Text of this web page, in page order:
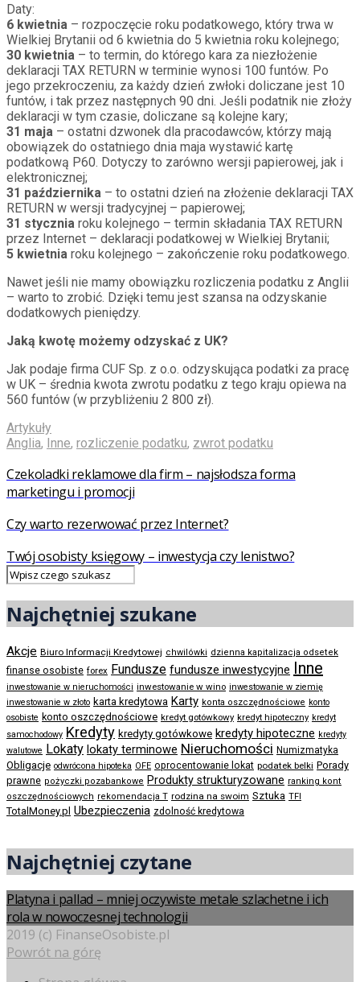
Daty:
6 kwietnia – rozpoczęcie roku podatkowego, który trwa w
Wielkiej Brytanii od 6 kwietnia do 5 kwietnia roku kolejnego;
30 kwietnia – to termin, do którego kara za niezłożenie
deklaracji TAX RETURN w terminie wynosi 100 funtów. Po
jego przekroczeniu, za każdy dzień zwłoki doliczane jest 10
funtów, i tak przez następnych 90 dni. Jeśli podatnik nie złoży
deklaracji w tym czasie, doliczane są kolejne kary;
31 maja – ostatni dzwonek dla pracodawców, którzy mają
obowiązek do ostatniego dnia maja wystawić kartę
podatkową P60. Dotyczy to zarówno wersji papierowej, jak i
elektronicznej;
31 października – to ostatni dzień na złożenie deklaracji TAX
RETURN w wersji tradycyjnej – papierowej;
31 stycznia roku kolejnego – termin składania TAX RETURN
przez Internet – deklaracji podatkowej w Wielkiej Brytanii;
5 kwietnia roku kolejnego – zakończenie roku podatkowego.
Nawet jeśli nie mamy obowiązku rozliczenia podatku z Anglii
– warto to zrobić. Dzięki temu jest szansa na odzyskanie
dodatkowych pieniędzy.
Jaką kwotę możemy odzyskać z UK?
Jak podaje firma CUF Sp. z o.o. odzyskująca podatki za pracę
w UK – średnia kwota zwrotu podatku z tego kraju opiewa na
560 funtów (w przybliżeniu 2 800 zł).
Artykuły
Anglia, Inne, rozliczenie podatku, zwrot podatku
Czekoladki reklamowe dla firm – najsłodsza forma
marketingu i promocji
Czy warto rezerwować przez Internet?
Twój osobisty księgowy – inwestycja czy lenistwo?
Najchętniej szukane
Akcje Biuro Informacji Kredytowej chwilówki dzienna kapitalizacja odsetek
finanse osobiste forex Fundusze fundusze inwestycyjne Inne
inwestowanie w nieruchomości inwestowanie w wino inwestowanie w ziemię
inwestowanie w złoto karta kredytowa Karty konta oszczędnościowe konto
osobiste konto oszczędnościowe kredyt gotówkowy kredyt hipoteczny kredyt
samochodowy Kredyty kredyty gotówkowe kredyty hipoteczne kredyty
walutowe Lokaty lokaty terminowe Nieruchomości Numizmatyka
Obligacje odwrócona hipoteka OFE oprocentowanie lokat podatek belki Porady
prawne pożyczki pozabankowe Produkty strukturyzowane ranking kont
oszczędnościowych rekomendacja T rodzina na swoim Sztuka TFI
TotalMoney.pl Ubezpieczenia zdolność kredytowa
Najchętniej czytane
Platyna i pallad – mniej oczywiste metale szlachetne i ich
rola w nowoczesnej technologii
2019 (c) FinanseOsobiste.pl
Powrót na górę